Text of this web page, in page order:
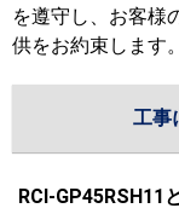
を遵守し、お客様
供をお約束します
工事
RCI-GP45RSH11